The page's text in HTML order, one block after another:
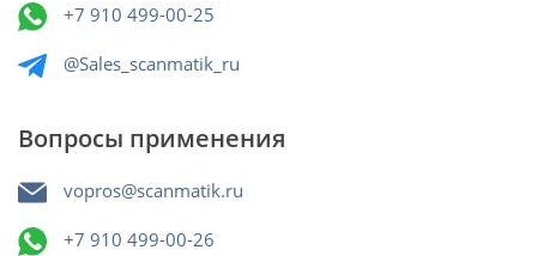
+7 910 499-00-25
@Sales_scanmatik_ru
Вопросы применения
vopros@scanmatik.ru
+7 910 499-00-26